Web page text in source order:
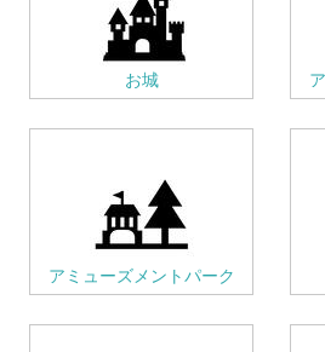
お城
アミューズメントパーク